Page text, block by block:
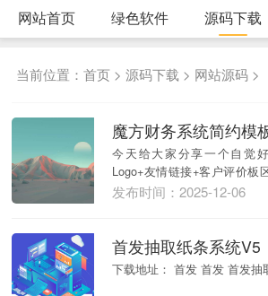
网站首页 绿色软件 源码下载
当前位置：首页 >源码下载 > 网站源码 >
魔方财务系统简约模
今天给大家分享一个自觉
Logo+友情链接+客户评价板
行更...
发布时间：2025-12-06
首发抽取纸条系统V5
下载地址： 首